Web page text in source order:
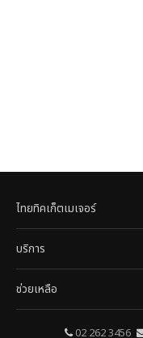
ไทยทิคเก็ตเมเจอร์
บริการ
ช่วยเหลือ
02 262 3456